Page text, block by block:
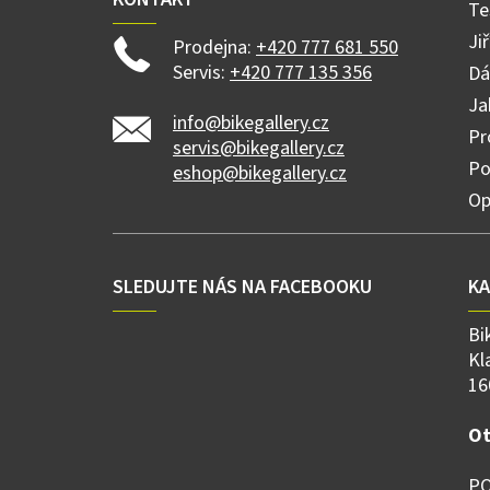
Prodejna: +420 777 681 550
Servis: +420 777 135 356
info@bikegallery.cz
servis@bikegallery.cz
eshop@bikegallery.cz
SLEDUJTE NÁS NA FACEBOOKU